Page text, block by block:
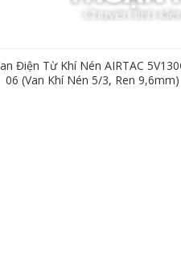
Điện Từ Khí Nén AIRTAC
06 (Van Khí Nén 5/3, Ren 9,6mm)